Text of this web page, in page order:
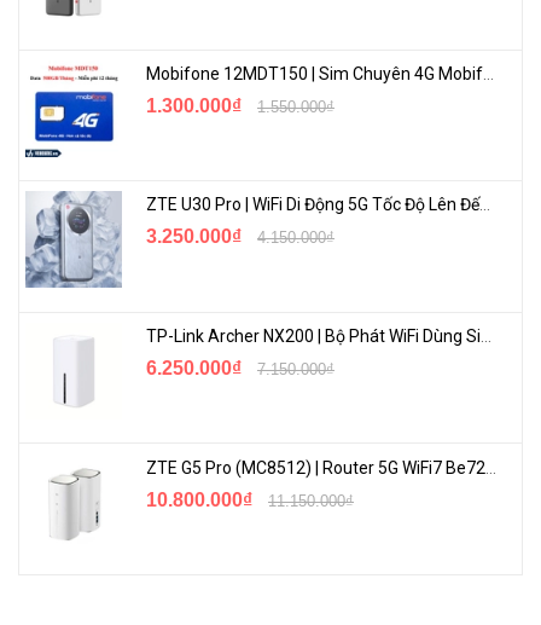
Các thiết kế đèn Thả Spotlight trong bộ sưu tập lần này đều mang
đến chất lượng ánh sáng lí tưởng với chỉ số hoàn màu CRI >9 (Color
Rendering Index). Đồng thời, nhiệt độ màu thay đổi linh hoạt tạo
cảm xúc chân thật hơn trong mỗi khoảnh khắc.
Một Mảnh Ghép Trong Hệ Sinh Thái Smarthome
1.300.000₫ 1.550.000₫
ZTE U30 Pro | WiFi Di Động 5G Tốc Độ Lên Đến 500Mbps, Màn Hình Cảm Ứng
3.250.000₫ 4.150.000₫
6.250.000₫ 7.150.000₫
10.800.000₫ 11.150.000₫